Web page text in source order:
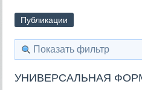
Публикации
Показать фильтр
УНИВЕРСАЛЬНАЯ